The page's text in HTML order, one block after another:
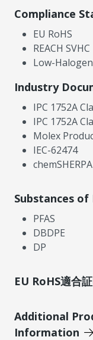
Compliance
EU RoHS
REACH SVHC
Low-Halogen
Industry
IPC 1752A
IPC 1752A
Molex
IEC-62474
Substances
PFAS
DBDPE
DP
EU RoHS適合
Additional
Information